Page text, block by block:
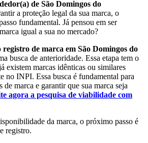
de São Domingos do
a proteção legal da sua marca, o
fundamental. Já pensou em ser
igual a sua no mercado?
registro de marca em São Domingos do
busca de anterioridade. Essa etapa tem o
existem marcas idênticas ou similares
no INPI. Essa busca é fundamental para
marca e garantir que sua marca seja
agora a pesquisa de viabilidade com
da marca, o próximo passo é
registro.